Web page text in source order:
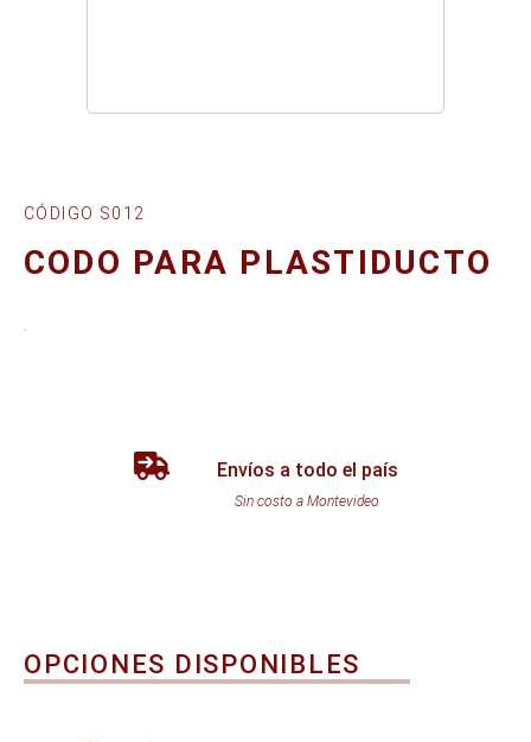
CÓDIGO S012
CODO PARA PLASTIDUCTO
Envíos a todo el país
Sin costo a Montevideo
OPCIONES DISPONIBLES